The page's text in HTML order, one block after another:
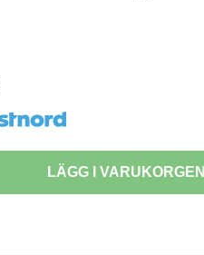
LÄGG I VARUKORGEN